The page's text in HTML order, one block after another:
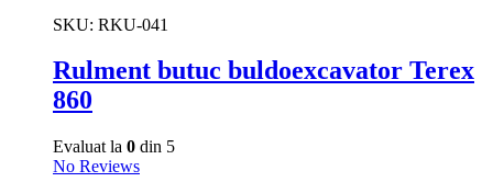
SKU: RKU-041
Rulment butuc buldoexcavator Terex
860
Evaluat la 0 din 5
No Reviews